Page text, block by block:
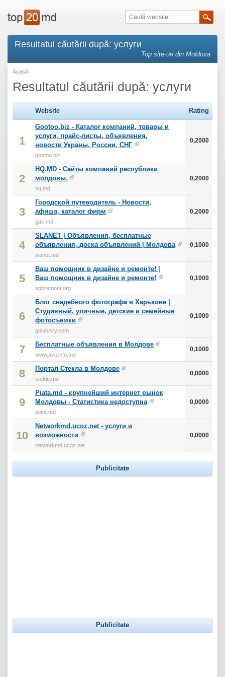
Resultatul căutării după: услуги
Top site-uri din Moldova
Acasă
Resultatul căutării după: услуги
Website Rating
1
Gootoo.biz - Каталог компаний, товары и
услуги, прайс-листы, объявления,
новости Украны, России, СНГ
gootoo.biz
0,2000
2
HQ.MD - Сайты компаний республики
молдовы.
hq.md
0,2000
3
Городской путеводитель - Новости,
афиша, каталог фирм
gde.md
0,2000
4
SLANET | Объявления, бесплатные
объявления, доска объявлений | Молдова
slanet.md
0,1000
5
Ваш помощник в дизайне и ремонте! |
Ваш помощник в дизайне и ремонте!
spbremont.org
0,1000
6
Блог свадебного фотографа в Харькове |
Студияный, уличные, детские и семейные
фотосъемки
golubovy.com
0,1000
7 Бесплатные объявления в Молдове
www.avizinfo.md
0,1000
8 Портал Стекла в Молдове
steklo.md
0,0000
9
Piata.md - крупнейший интернет рынок
Молдовы - Статистика недоступна
piata.md
0,0000
10
Networkmd.ucoz.net - услуги и
возможности
networkmd.ucoz.net
0,0000
Publicitate
Publicitate